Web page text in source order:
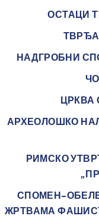
ОСТАЦИ
НАДГРОБНИ
ЦРКВА
АРХЕОЛОШКО
РИМСКО
СПОМЕН-
ЖРТВАМА